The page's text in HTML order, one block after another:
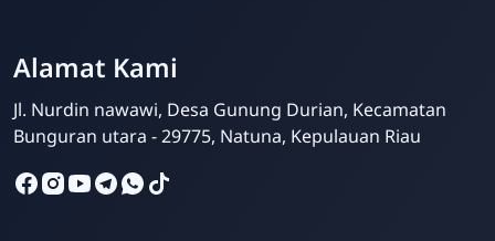
Alamat Kami
Jl. Nurdin nawawi, Desa Gunung Durian, Kecamatan
Bunguran utara - 29775, Natuna, Kepulauan Riau